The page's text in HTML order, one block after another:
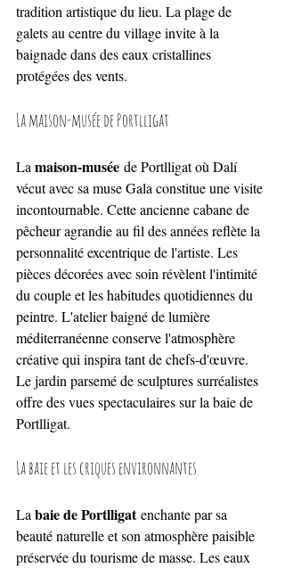
tradition artistique du lieu. La plage de
galets au centre du village invite à la
baignade dans des eaux cristallines
protégées des vents.
La maison-musée de Portlligat
La maison-musée de Portlligat où Dalí
vécut avec sa muse Gala constitue une visite
incontournable. Cette ancienne cabane de
pêcheur agrandie au fil des années reflète la
personnalité excentrique de l'artiste. Les
pièces décorées avec soin révèlent l'intimité
du couple et les habitudes quotidiennes du
peintre. L'atelier baigné de lumière
méditerranéenne conserve l'atmosphère
créative qui inspira tant de chefs-d'œuvre.
Le jardin parsemé de sculptures surréalistes
offre des vues spectaculaires sur la baie de
Portlligat.
La baie et les criques environnantes
La baie de Portlligat enchante par sa
beauté naturelle et son atmosphère paisible
préservée du tourisme de masse. Les eaux